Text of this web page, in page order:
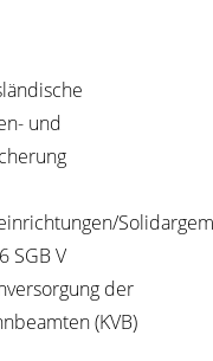
und
SGB V
der
(KVB)